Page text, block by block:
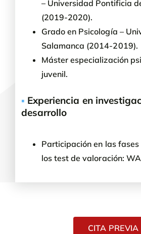
– Universidad Pontificia
(2019-2020).
Grado en Psicología –
Salamanca (2014-2019).
Máster especialización
juvenil.
▪ Experiencia en
desarrollo
Participación en las
los test de valoración:
CITA PREVIA